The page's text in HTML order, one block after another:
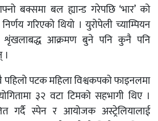
बक्समा बल ह्यान्ड गरेपछि ‘भार’ को
गरिएको थियो । युरोपेली च्याम्पियन
शृंखलाबद्ध आक्रमण बुने पनि कुनै पनि
पहिलो पटक महिला विश्वकपको फाइनलमा
३२ वटा टिमको सहभागी थिए ।
गर्दै स्पेन र आयोजक अस्ट्रेलियालाई